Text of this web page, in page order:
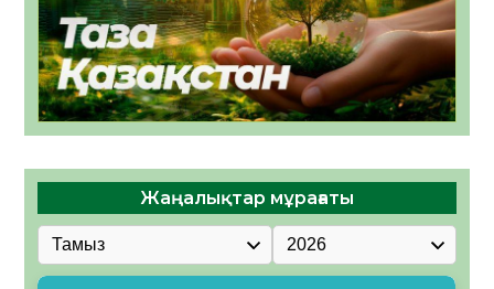
Жаңалықтар мұрағаты